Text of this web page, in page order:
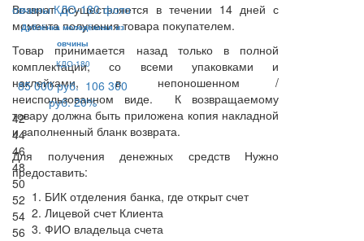
Возврат осуществляется в течении 14 дней с
момента получения товара покупателем.
Товар принимается назад только в полной
комплектации, со всеми упаковками и
наклейками, в непоношенном /
неиспользованном виде. К возвращаемому
товару должна быть приложена копия накладной
и заполненный бланк возврата.
Для получения денежных средств Нужно
предоставить:
БИК отделения банка, где открыт счет
Лицевой счет Клиента
ФИО владельца счета
Дублёнка молодёжная из
овчины
КДО-180
85 000 руб. 106 300
руб. 20%
42
44
46
48
50
52
54
56